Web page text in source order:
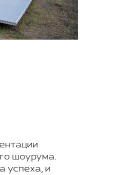
шоурума.
успеха, и